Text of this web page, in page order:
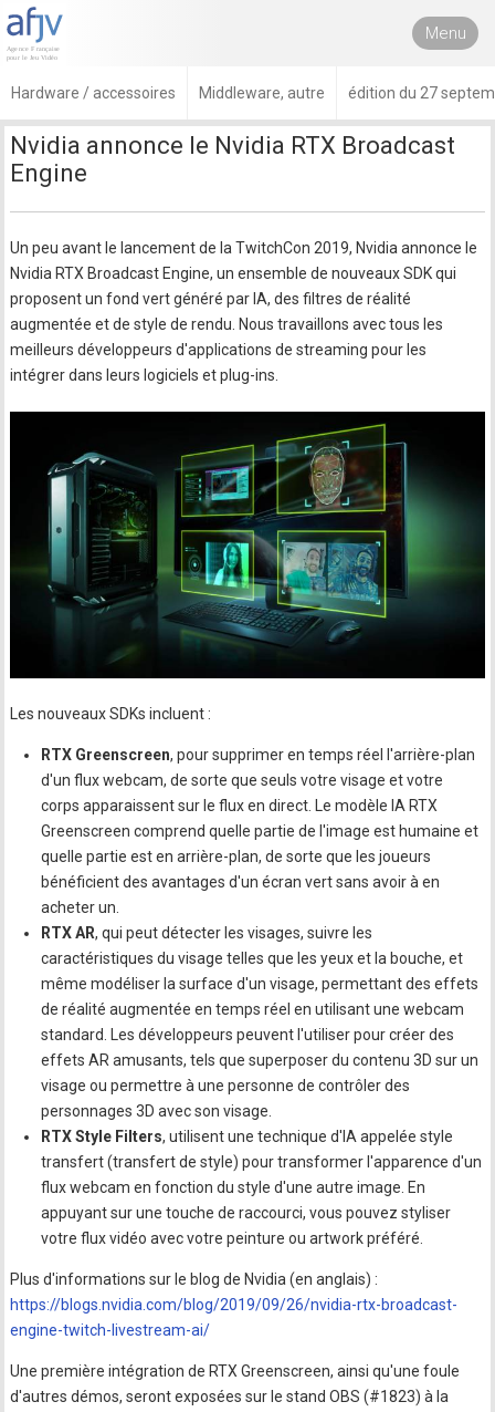
Menu
Hardware / accessoires Middleware, autre édition du 27
Nvidia annonce le Nvidia RTX Broadcast
Engine
Un peu avant le lancement de la TwitchCon 2019, Nvidia annonce le
Nvidia RTX Broadcast Engine, un ensemble de nouveaux SDK qui
proposent un fond vert généré par IA, des filtres de réalité
augmentée et de style de rendu. Nous travaillons avec tous les
meilleurs développeurs d'applications de streaming pour les
intégrer dans leurs logiciels et plug-ins.
Les nouveaux SDKs incluent :
RTX Greenscreen, pour supprimer en temps réel l'arrière-plan
d'un flux webcam, de sorte que seuls votre visage et votre
corps apparaissent sur le flux en direct. Le modèle IA RTX
Greenscreen comprend quelle partie de l'image est humaine et
quelle partie est en arrière-plan, de sorte que les joueurs
bénéficient des avantages d'un écran vert sans avoir à en
acheter un.
RTX AR, qui peut détecter les visages, suivre les
caractéristiques du visage telles que les yeux et la bouche, et
même modéliser la surface d'un visage, permettant des effets
de réalité augmentée en temps réel en utilisant une webcam
standard. Les développeurs peuvent l'utiliser pour créer des
effets AR amusants, tels que superposer du contenu 3D sur un
visage ou permettre à une personne de contrôler des
personnages 3D avec son visage.
RTX Style Filters, utilisent une technique d'IA appelée style
transfert (transfert de style) pour transformer l'apparence d'un
flux webcam en fonction du style d'une autre image. En
appuyant sur une touche de raccourci, vous pouvez styliser
votre flux vidéo avec votre peinture ou artwork préféré.
Plus d'informations sur le blog de Nvidia (en anglais) :
https://blogs.nvidia.com/blog/2019/09/26/nvidia-rtx-broadcast-
engine-twitch-livestream-ai/
Une première intégration de RTX Greenscreen, ainsi qu'une foule
d'autres démos, seront exposées sur le stand OBS (#1823) à la